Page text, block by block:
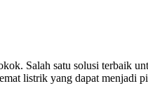
Salah satu solusi terbaik
listrik yang dapat menjadi